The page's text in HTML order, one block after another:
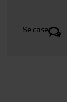
Se case